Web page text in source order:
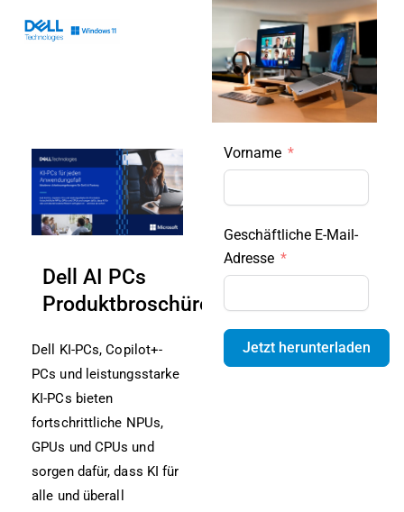
content
Dell AI PCs
Produktbroschüre
Dell KI-PCs, Copilot+-
PCs und leistungsstarke
KI-PCs bieten
fortschrittliche NPUs,
GPUs und CPUs und
sorgen dafür, dass KI für
alle und überall
Vorname
Geschäftliche E-Mail-
Adresse
Jetzt herunterladen